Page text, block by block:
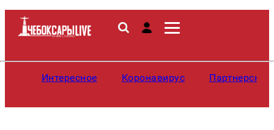
Интересное Коронавирус